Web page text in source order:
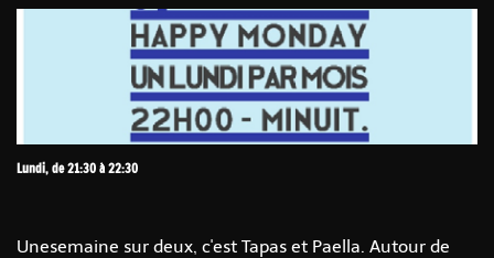
Lundi, de 21:30 à 22:30
Unesemaine sur deux, c'est Tapas et Paella. Autour de